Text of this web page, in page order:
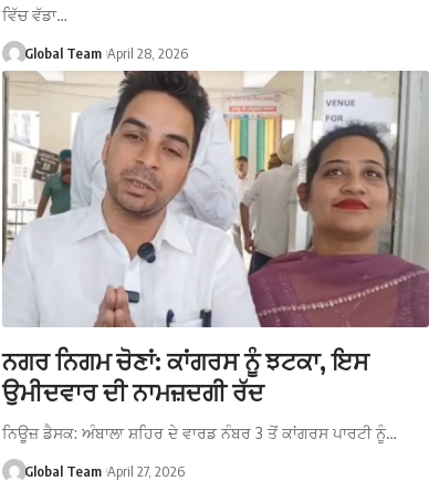
ਵਿੱਚ ਵੱਡਾ…
Global Team April 28, 2026
ਨਗਰ ਨਿਗਮ ਚੋਣਾਂ: ਕਾਂਗਰਸ ਨੂੰ ਝਟਕਾ, ਇਸ
ਉਮੀਦਵਾਰ ਦੀ ਨਾਮਜ਼ਦਗੀ ਰੱਦ
ਨਿਊਜ਼ ਡੈਸਕ: ਅੰਬਾਲਾ ਸ਼ਹਿਰ ਦੇ ਵਾਰਡ ਨੰਬਰ 3 ਤੋਂ ਕਾਂਗਰਸ ਪਾਰਟੀ ਨੂੰ…
Global Team April 27, 2026